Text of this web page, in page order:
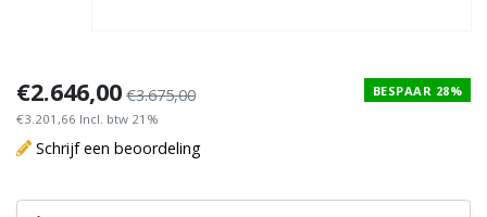
€2.646,00 €3.675,00
€3.201,66 Incl. btw 21%
BESPAAR 28%
Schrijf een beoordeling